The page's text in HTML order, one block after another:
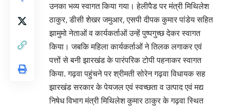
उनका भव्य स्वागत किया गया। हेलीपैड पर मंत्री मिथिलेश
ठाकुर, डीसी शेखर जमुआर, एसपी दीपक कुमार पांडेय सहित
झामुमो नेताओं व कार्यकर्ताओं उन्हें पुष्पगुच्छ देकर स्वागत
किया। जबकि महिला कार्यकर्ताओं ने तिलक लगाकर एवं
पत्तों से बनी झारखंड के पारंपरिक टोपी पहनाकर स्वागत
किया. गढ़वा पहुंचने पर श्रीमती सोरेन गढ़वा विधायक सह
झारखंड सरकार के पेयजल एवं स्वच्छता व उत्पाद एवं मद्य
निषेध विभाग मंत्री मिथिलेश कुमार ठाकुर के गढ़वा स्थित